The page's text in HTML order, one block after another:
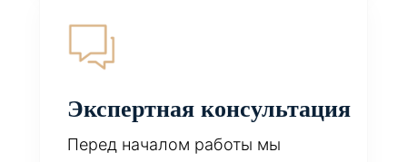
Экспертная консультация
Перед началом работы мы